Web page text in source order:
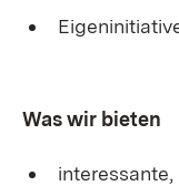
Was wir bieten